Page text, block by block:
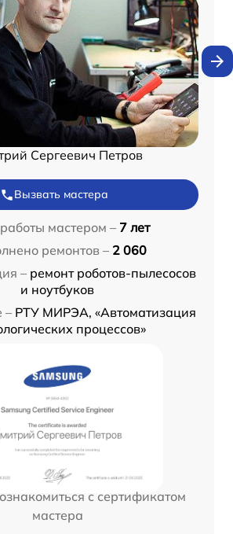
Сергеевич Петров
Вызвать мастера
мастером – 7 лет
ремонтов – 2 060
– ремонт роботов-пылесосов
и ноутбуков
– РТУ МИРЭА, «Автоматизация
процессов»
с сертификатом
мастера